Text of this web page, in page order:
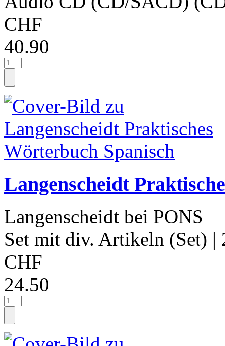
CHF
40.90
Langenscheidt
Langenscheidt bei PONS
Set mit div. Artikeln (Set) |
CHF
24.50